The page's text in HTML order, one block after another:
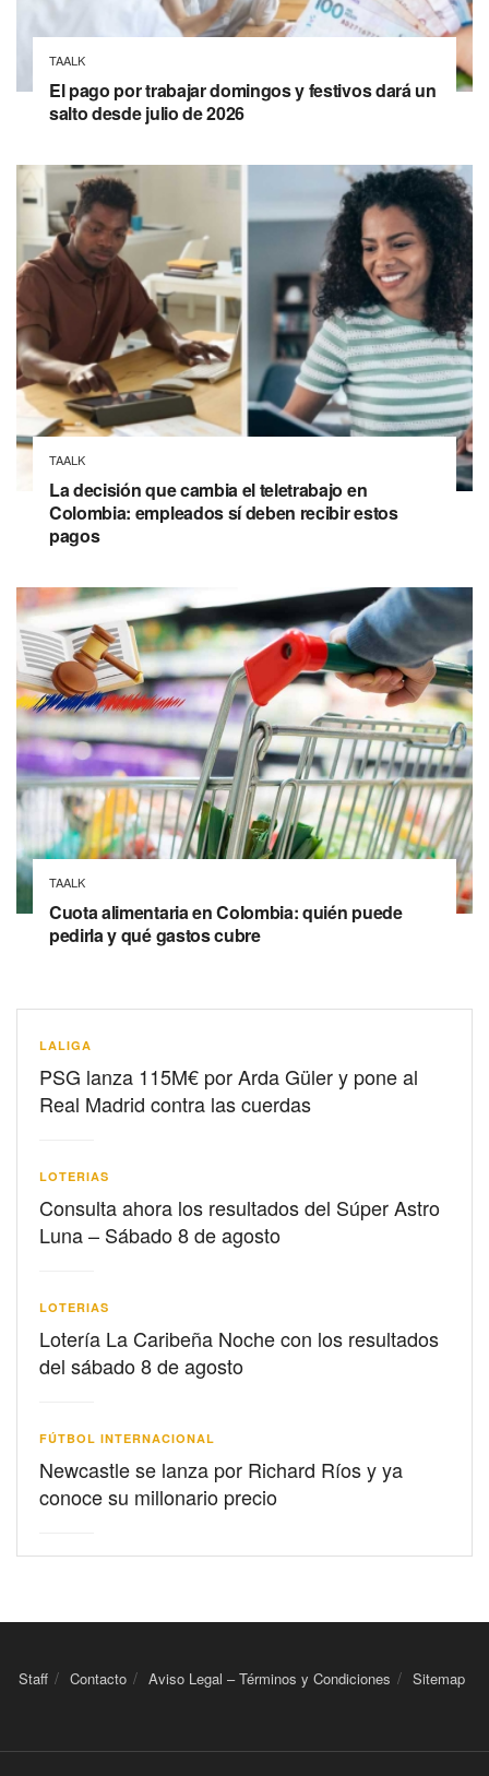
TAALK
El pago por trabajar domingos y festivos dará un
salto desde julio de 2026
TAALK
La decisión que cambia el teletrabajo en
Colombia: empleados sí deben recibir estos
pagos
TAALK
Cuota alimentaria en Colombia: quién puede
pedirla y qué gastos cubre
LALIGA
PSG lanza 115M€ por Arda Güler y pone al
Real Madrid contra las cuerdas
LOTERIAS
Consulta ahora los resultados del Súper Astro
Luna – Sábado 8 de agosto
LOTERIAS
Lotería La Caribeña Noche con los resultados
del sábado 8 de agosto
FÚTBOL INTERNACIONAL
Newcastle se lanza por Richard Ríos y ya
conoce su millonario precio
Staff Contacto Aviso Legal – Términos y Condiciones Sitemap